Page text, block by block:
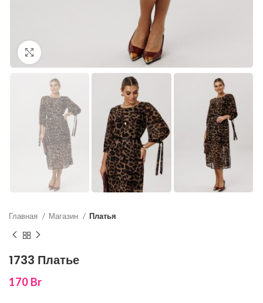
Нажмите, чтобы увеличить изображение
Главная Магазин Платья
1733 Платье
170 Br